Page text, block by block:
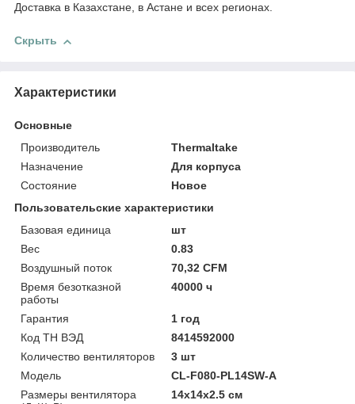
Доставка в Казахстане, в Астане и всех регионах.
Скрыть
Характеристики
Основные
Производитель
Thermaltake
Назначение
Для корпуса
Состояние
Новое
Пользовательские характеристики
Базовая единица
шт
Вес
0.83
Воздушный поток
70,32 CFM
Время безотказной
работы
40000 ч
Гарантия
1 год
Код ТН ВЭД
8414592000
Количество вентиляторов
3 шт
Модель
CL-F080-PL14SW-A
Размеры вентилятора
14x14x2.5 см